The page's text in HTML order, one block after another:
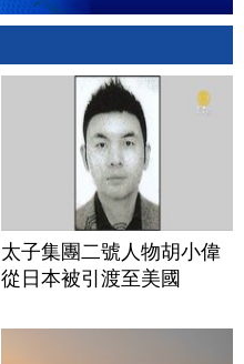
太子集團二號人物胡小偉
從日本被引渡至美國